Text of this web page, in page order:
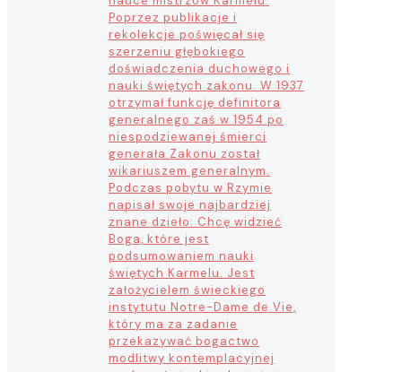
Poprzez publikacje i
rekolekcje poświęcał się
szerzeniu głębokiego
doświadczenia duchowego i
nauki świętych zakonu. W 1937
otrzymał funkcję definitora
generalnego zaś w 1954 po
niespodziewanej śmierci
generała Zakonu został
wikariuszem generalnym.
Podczas pobytu w Rzymie
napisał swoje najbardziej
znane dzieło: Chcę widzieć
Boga, które jest
podsumowaniem nauki
świętych Karmelu. Jest
założycielem świeckiego
instytutu Notre-Dame de Vie,
który ma za zadanie
przekazywać bogactwo
modlitwy kontemplacyjnej